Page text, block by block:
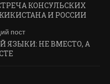
КОНСУЛЬСКИХ
И РОССИИ
пост
ЯЗЫКИ: НЕ ВМЕСТО, А